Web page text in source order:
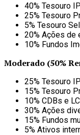
40% Tesouro
25% Tesouro
5% Tesouro
20% Ações de
10% Fundos
Moderado (50%
25% Tesouro
15% Tesouro
10% CDBs e
30% Ações
15% Fundos
5% Ativos